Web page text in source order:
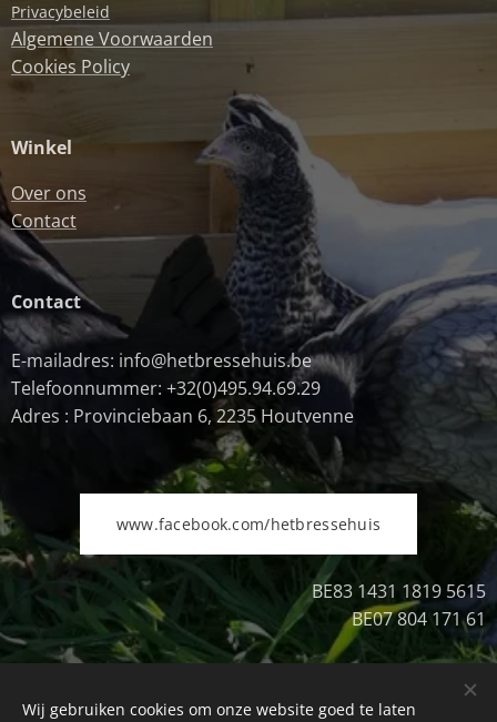
Privacybeleid
Algemene Voorwaarden
Cookies Policy
Winkel
Over ons
Contact
Contact
E-mailadres: info@hetbressehuis.be
Telefoonnummer: +32(0)495.94.69.29
Adres : Provinciebaan 6, 2235 Houtvenne
www.facebook.com/hetbressehuis
BE83 1431 1819 5615
BE07 804 171 61
Wij gebruiken cookies om onze website goed te laten